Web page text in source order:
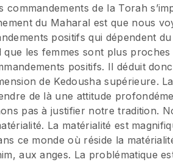
commandements de la Torah
du Maharal est que nous
positifs qui dépendent
que les femmes sont plus
positifs. Il déduit
de Kedousha supérieure.
de là une attitude
pas à justifier notre tradition.
La matérialité est
ce monde où réside la
aux anges. La problématique